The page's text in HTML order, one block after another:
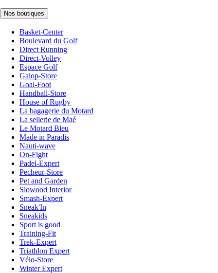
Nos boutiques
Basket-Center
Boulevard du Golf
Direct Running
Direct-Volley
Espace Golf
Galop-Store
Goal-Foot
Handball-Store
House of Rugby
La bagagerie du Motard
La sellerie de Maé
Le Motard Bleu
Made in Paradis
Nauti-wave
On-Fight
Padel-Expert
Pecheur-Store
Pet and Garden
Slowood Interior
Smash-Expert
Sneak'In
Sneakids
Sport is good
Training-Fit
Trek-Expert
Triathlon Expert
Vélo-Store
Winter Expert